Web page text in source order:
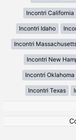
Incontri California
Incontri Idaho
Incontri
Incontri New
Incontri Oklahoma
Incontri Texas